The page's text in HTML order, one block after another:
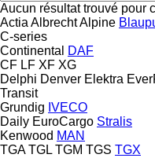
Aucun résultat trouvé pour
Actia AlbrechtAlpine
C-series
Continental
DAF
CF LF XF XG
Delphi Denver Elektra
Transit
Grundig IVECO
Daily EuroCargo Stralis
Kenwood MAN
TGA TGL TGM TGS TGX